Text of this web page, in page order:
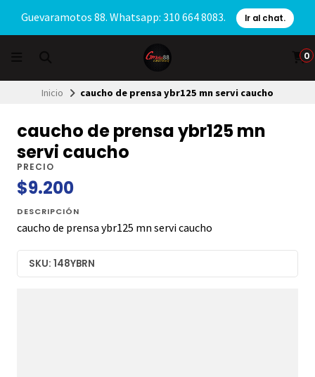
Guevaramotos 88. Whatsapp: 310 664 8083. Ir al chat.
0
Inicio caucho de prensa ybr125 mn servi caucho
caucho de prensa ybr125 mn
servi caucho
PRECIO
$9.200
DESCRIPCIÓN
caucho de prensa ybr125 mn servi caucho
SKU: 148YBRN